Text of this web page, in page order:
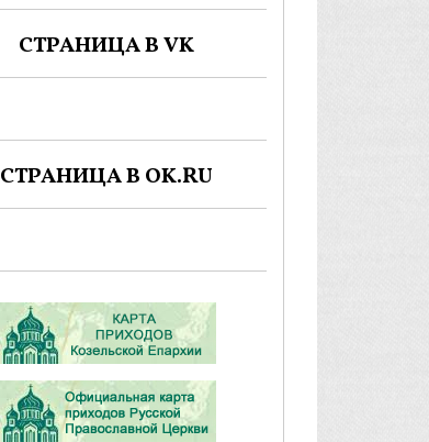
СТРАНИЦА В VK
СТРАНИЦА В OK.RU